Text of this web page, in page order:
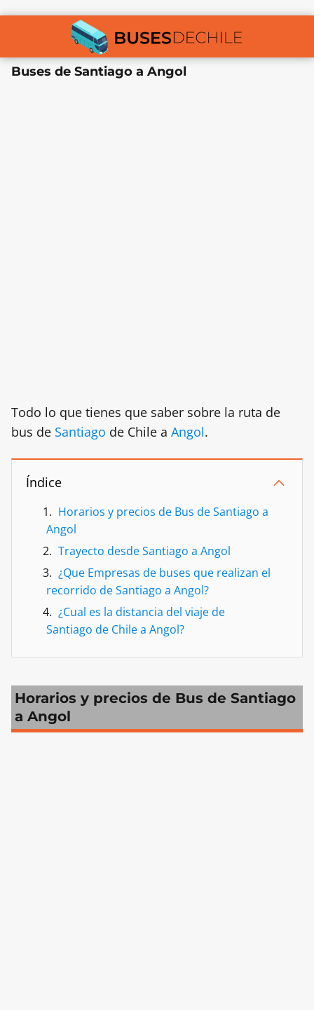
Buses de Santiago a Angol
Todo lo que tienes que saber sobre la ruta de
bus de Santiago de Chile a Angol.
Índice
Horarios y precios de Bus de Santiago a
Angol
Trayecto desde Santiago a Angol
¿Que Empresas de buses que realizan el
recorrido de Santiago a Angol?
¿Cual es la distancia del viaje de
Santiago de Chile a Angol?
Horarios y precios de Bus de Santiago
a Angol